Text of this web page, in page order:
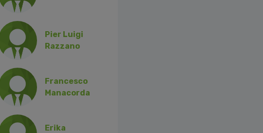
Pier Luigi
Razzano
Francesco
Manacorda
Erika